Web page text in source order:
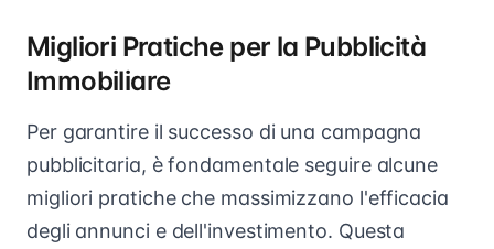
Migliori Pratiche per la Pubblicità
Immobiliare
Per garantire il successo di una campagna
pubblicitaria, è fondamentale seguire alcune
migliori pratiche che massimizzano l'efficacia
degli annunci e dell'investimento. Questa